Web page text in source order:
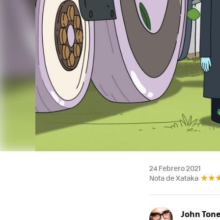
24 Febrero 2021
Nota de Xataka
John